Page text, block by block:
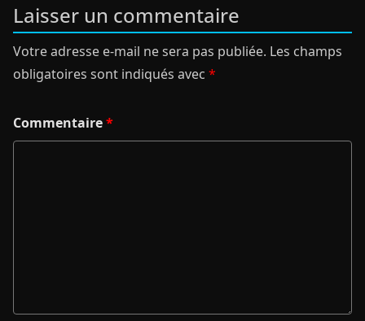
Laisser un commentaire
Votre adresse e-mail ne sera pas publiée. Les champs
obligatoires sont indiqués avec *
Commentaire*